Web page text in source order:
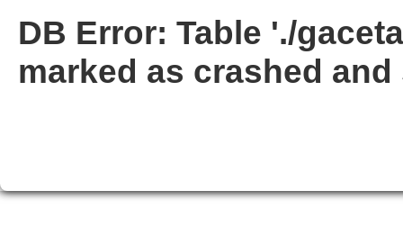
DB Error: Table './
marked as crashed